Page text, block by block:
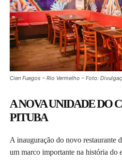
Cien Fuegos – Rio Vermelho – Foto:
A NOVA UNIDADEDO
PITUBA
A inauguração do novo restaurante
um marco importante na história do